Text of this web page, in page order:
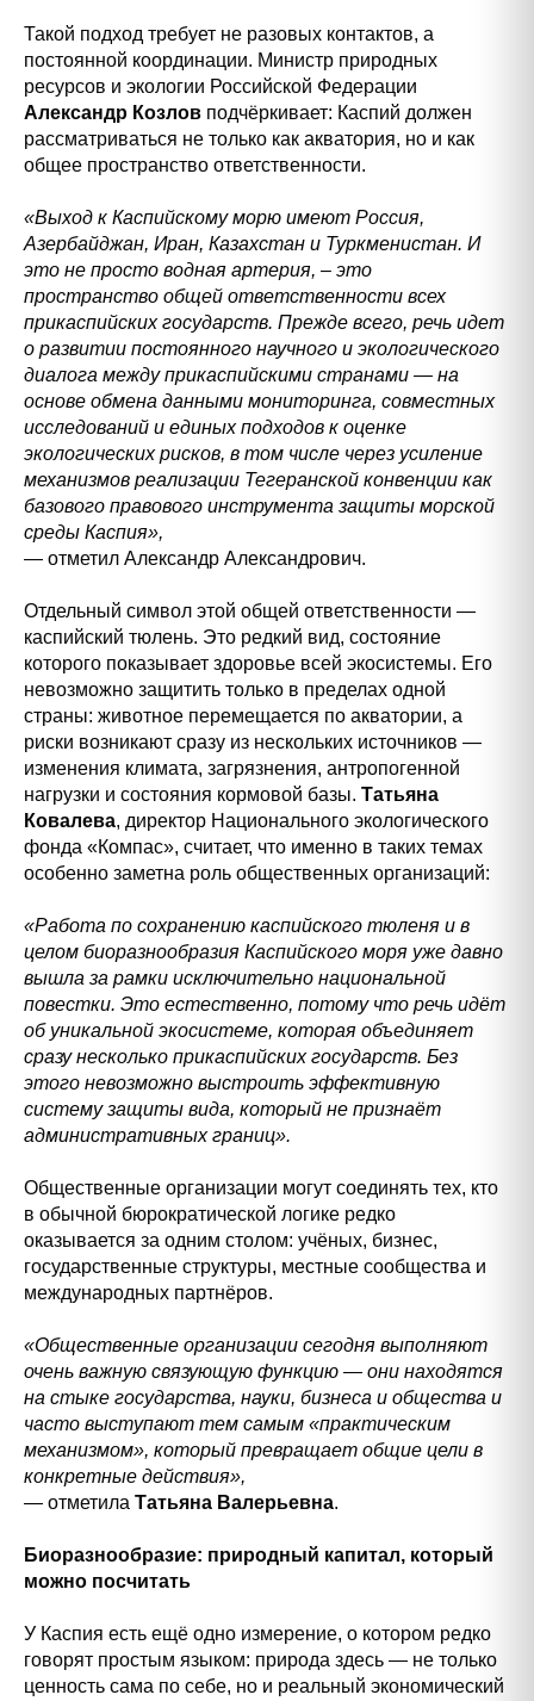
Такой подход требует не разовых контактов, а
постоянной координации. Министр природных
ресурсов и экологии Российской Федерации
Александр Козлов подчёркивает: Каспий должен
рассматриваться не только как акватория, но и как
общее пространство ответственности.
«Выход к Каспийскому морю имеют Россия,
Азербайджан, Иран, Казахстан и Туркменистан. И
это не просто водная артерия, – это
пространство общей ответственности всех
прикаспийских государств. Прежде всего, речь идет
о развитии постоянного научного и экологического
диалога между прикаспийскими странами — на
основе обмена данными мониторинга, совместных
исследований и единых подходов к оценке
экологических рисков, в том числе через усиление
механизмов реализации Тегеранской конвенции как
базового правового инструмента защиты морской
среды Каспия»,
— отметил Александр Александрович.
Отдельный символ этой общей ответственности —
каспийский тюлень. Это редкий вид, состояние
которого показывает здоровье всей экосистемы. Его
невозможно защитить только в пределах одной
страны: животное перемещается по акватории, а
риски возникают сразу из нескольких источников —
изменения климата, загрязнения, антропогенной
нагрузки и состояния кормовой базы. Татьяна
Ковалева, директор Национального экологического
фонда «Компас», считает, что именно в таких темах
особенно заметна роль общественных организаций:
«Работа по сохранению каспийского тюленя и в
целом биоразнообразия Каспийского моря уже давно
вышла за рамки исключительно национальной
повестки. Это естественно, потому что речь идёт
об уникальной экосистеме, которая объединяет
сразу несколько прикаспийских государств. Без
этого невозможно выстроить эффективную
систему защиты вида, который не признаёт
административных границ».
Общественные организации могут соединять тех, кто
в обычной бюрократической логике редко
оказывается за одним столом: учёных, бизнес,
государственные структуры, местные сообщества и
международных партнёров.
«Общественные организации сегодня выполняют
очень важную связующую функцию — они находятся
на стыке государства, науки, бизнеса и общества и
часто выступают тем самым «практическим
механизмом», который превращает общие цели в
конкретные действия»,
— отметила Татьяна Валерьевна.
Биоразнообразие: природный капитал, который
можно посчитать
У Каспия есть ещё одно измерение, о котором редко
говорят простым языком: природа здесь — не только
ценность сама по себе, но и реальный экономический